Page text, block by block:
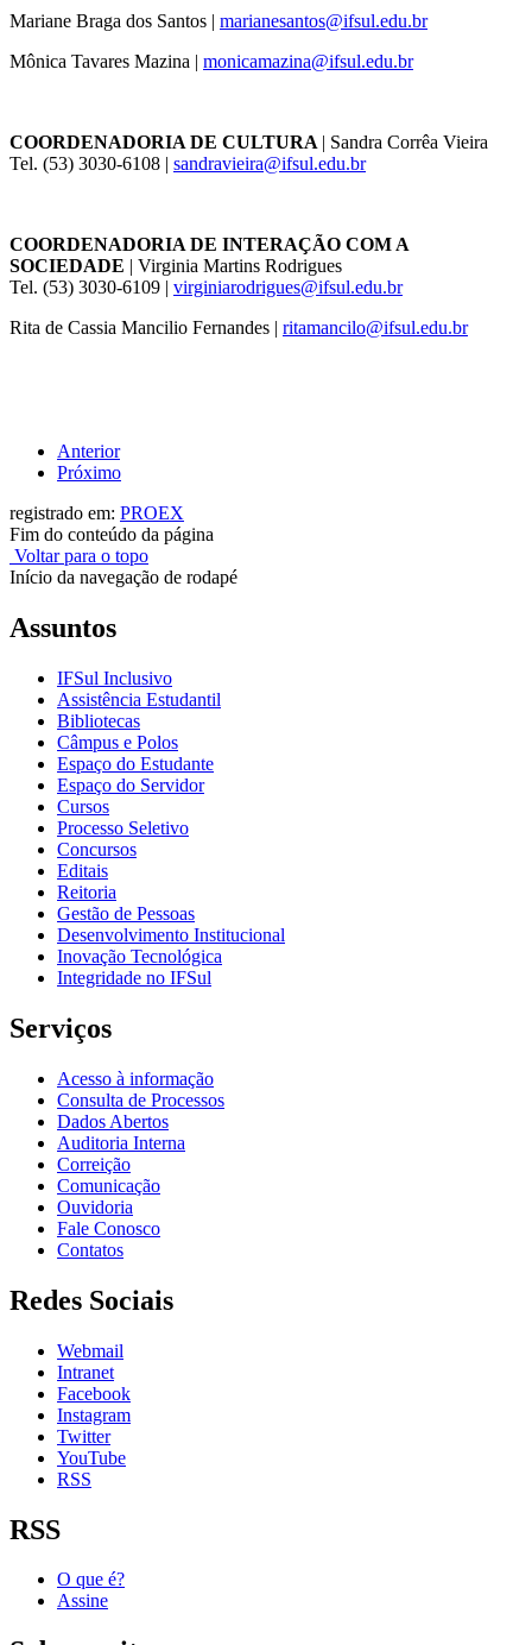
Mariane Braga dos Santos | marianesantos@ifsul.edu.br
Mônica Tavares Mazina | monicamazina@ifsul.edu.br
COORDENADORIA DE CULTURA | Sandra Corrêa Vieira
Tel. (53) 3030-6108 | sandravieira@ifsul.edu.br
COORDENADORIA DE INTERAÇÃO COM A
SOCIEDADE | Virginia Martins Rodrigues
Tel. (53) 3030-6109 | virginiarodrigues@ifsul.edu.br
Rita de Cassia Mancilio Fernandes | ritamancilo@ifsul.edu.br
Anterior
Próximo
registrado em: PROEX
Fim do conteúdo da página
Voltar para o topo
Início da navegação de rodapé
Assuntos
IFSul Inclusivo
Assistência Estudantil
Bibliotecas
Câmpus e Polos
Espaço do Estudante
Espaço do Servidor
Cursos
Processo Seletivo
Concursos
Editais
Reitoria
Gestão de Pessoas
Desenvolvimento Institucional
Inovação Tecnológica
Integridade no IFSul
Serviços
Acesso à informação
Consulta de Processos
Dados Abertos
Auditoria Interna
Correição
Comunicação
Ouvidoria
Fale Conosco
Contatos
Redes Sociais
Webmail
Intranet
Facebook
Instagram
Twitter
YouTube
RSS
RSS
O que é?
Assine